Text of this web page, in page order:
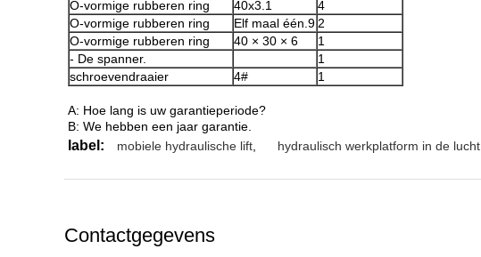
O-vormige rubberen ring 40x3.1
4
O-vormige rubberen ring
Elf maal één.9 2
O-vormige rubberen ring
40 × 30 × 6
1
- De spanner.
1
schroevendraaier
4# 1
A: Hoe lang is uw garantieperiode?
B: We hebben een jaar garantie.
label: mobiele hydraulische lift hydraulisch werkplatform in de lucht
Contactgegevens